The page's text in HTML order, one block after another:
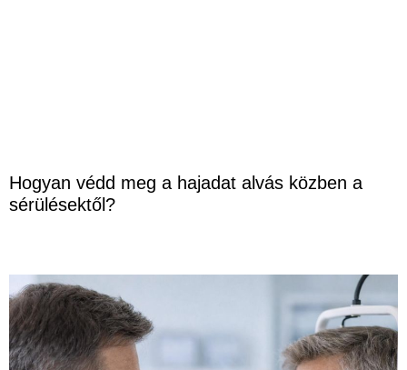
Hogyan védd meg a hajadat alvás közben a
sérülésektől?